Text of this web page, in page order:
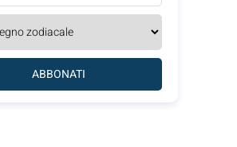
ABBONATI